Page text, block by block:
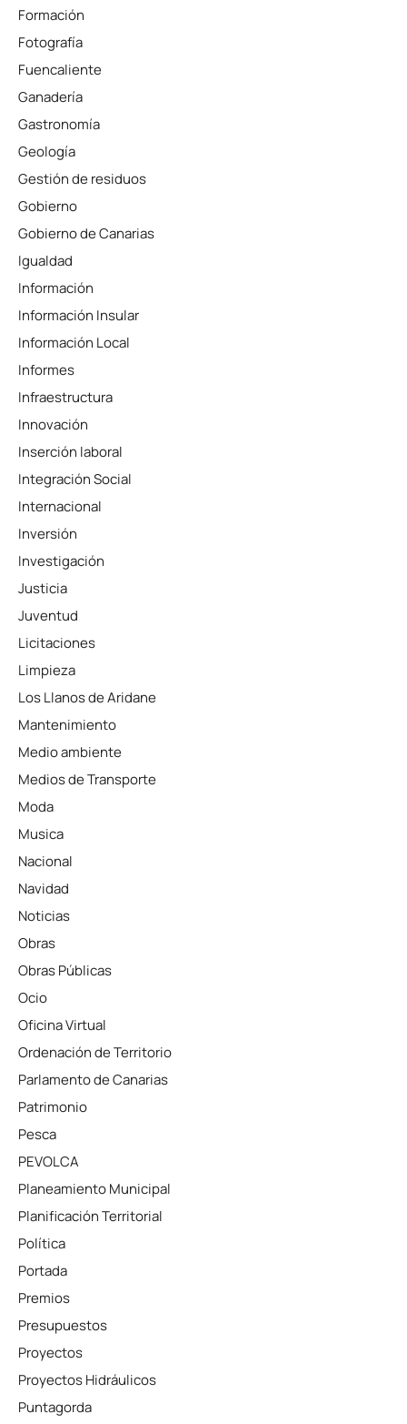
Formación
Fotografía
Fuencaliente
Ganadería
Gastronomía
Geología
Gestión de residuos
Gobierno
Gobierno de Canarias
Igualdad
Información
Información Insular
Información Local
Informes
Infraestructura
Innovación
Inserción laboral
Integración Social
Internacional
Inversión
Investigación
Justicia
Juventud
Licitaciones
Limpieza
Los Llanos de Aridane
Mantenimiento
Medio ambiente
Medios de Transporte
Moda
Musica
Nacional
Navidad
Noticias
Obras
Obras Públicas
Ocio
Oficina Virtual
Ordenación de Territorio
Parlamento de Canarias
Patrimonio
Pesca
PEVOLCA
Planeamiento Municipal
Planificación Territorial
Política
Portada
Premios
Presupuestos
Proyectos
Proyectos Hidráulicos
Puntagorda